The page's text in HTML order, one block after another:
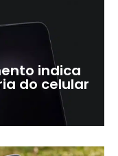
indica
do celular